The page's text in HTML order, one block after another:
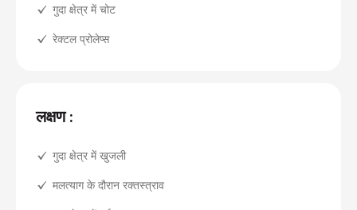
गुदा क्षेत्र में चोट
रेक्टल प्रोलेप्स
लक्षण :
गुदा क्षेत्र में खुजली
मलत्याग के दौरान रक्तस्त्राव